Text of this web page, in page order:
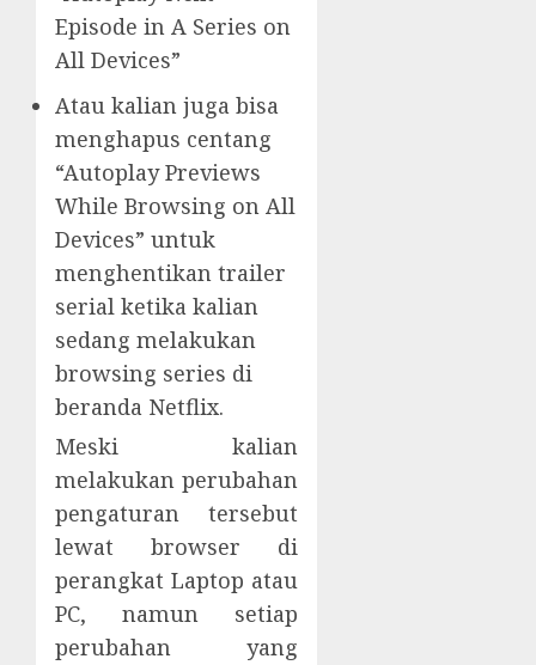
Episode in A Series on
All Devices”
Atau kalian juga bisa
menghapus centang
“Autoplay Previews
While Browsing on All
Devices” untuk
menghentikan trailer
serial ketika kalian
sedang melakukan
browsing series di
beranda Netflix.
Meski kalian
melakukan perubahan
pengaturan tersebut
lewat browser di
perangkat Laptop atau
PC, namun setiap
perubahan yang